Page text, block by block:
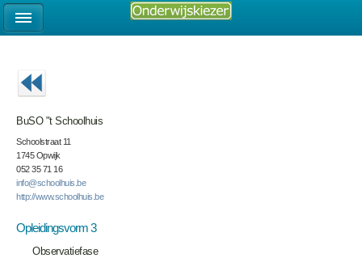
BuSO "t Schoolhuis
Schoolstraat 11
1745 Opwijk
052 35 71 16
info@schoolhuis.be
http://www.schoolhuis.be
Opleidingsvorm 3
Observatiefase